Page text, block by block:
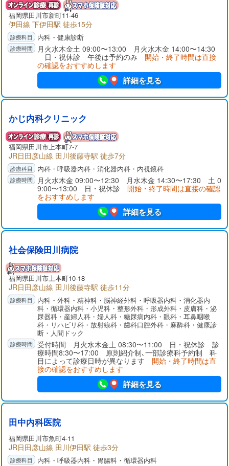
福岡県田川市新町11-46
伊田線 下伊田駅 徒歩15分
内科・健康診断
月火水木金土 09:00〜13:00 月火水木金 14:00〜14:30
日・祝休診 午後は予約のみ 開始・終了時間は直接
の確認をおすすめします
詳細を見る
かじ内科クリニック
福岡県田川市上本町7-7
JR日田彦山線 田川後藤寺駅 徒歩7分
内科・呼吸器内科・消化器内科・内視鏡科
月火水木金 09:00〜12:30 月水木金 14:30〜17:30 土 0
9:00〜13:00 日・祝休診 開始・終了時間は直接の確認
をおすすめします
詳細を見る
社会保険田川病院
福岡県田川市上本町10-18
JR日田彦山線 田川後藤寺駅 徒歩11分
内科・外科・精神科・脳神経外科・呼吸器内科・消化器内
科・循環器内科・小児科・整形外科・形成外科・皮膚科・泌
尿器科・産婦人科・婦人科・糖尿病内科・眼科・耳鼻咽喉
科・リハビリ科・放射線科・歯科口腔外科・麻酔科・健康診
断・人間ドック
受付時間 月火水木金土 08:30〜11:00 日・祝休診 診
療時間8:30〜17:00 原則紹介制､一部診療科予約制 科
目によって診療日時が異なります 開始・終了時間は直
接の確認をおすすめします
詳細を見る
田中内科医院
福岡県田川市魚町4-11
JR日田彦山線 田川伊田駅 徒歩3分
内科・呼吸器内科・胃腸科・循環器内科